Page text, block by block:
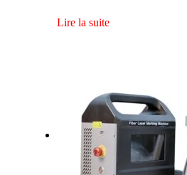
Lire la suite